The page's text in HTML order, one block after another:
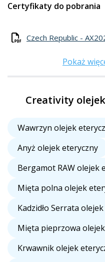
Certyfikaty do pobrania
Czech Republic -
Pokaż
Creativity
Wawrzyn olejek
Anyż olejek eteryczny
Bergamot RAW olejek
Mięta polna olejek
Kadzidło Serrata
Mięta pieprzowa
Krwawnik olejek